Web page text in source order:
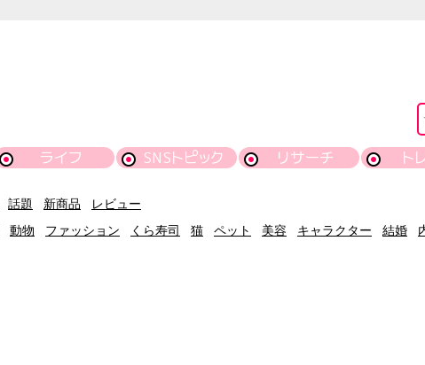
ライフ SNSトピック リサーチ ト
話題 新商品
レビュー
動物 ファッション くら寿司 猫 ペット 美容 キャラクター 結婚